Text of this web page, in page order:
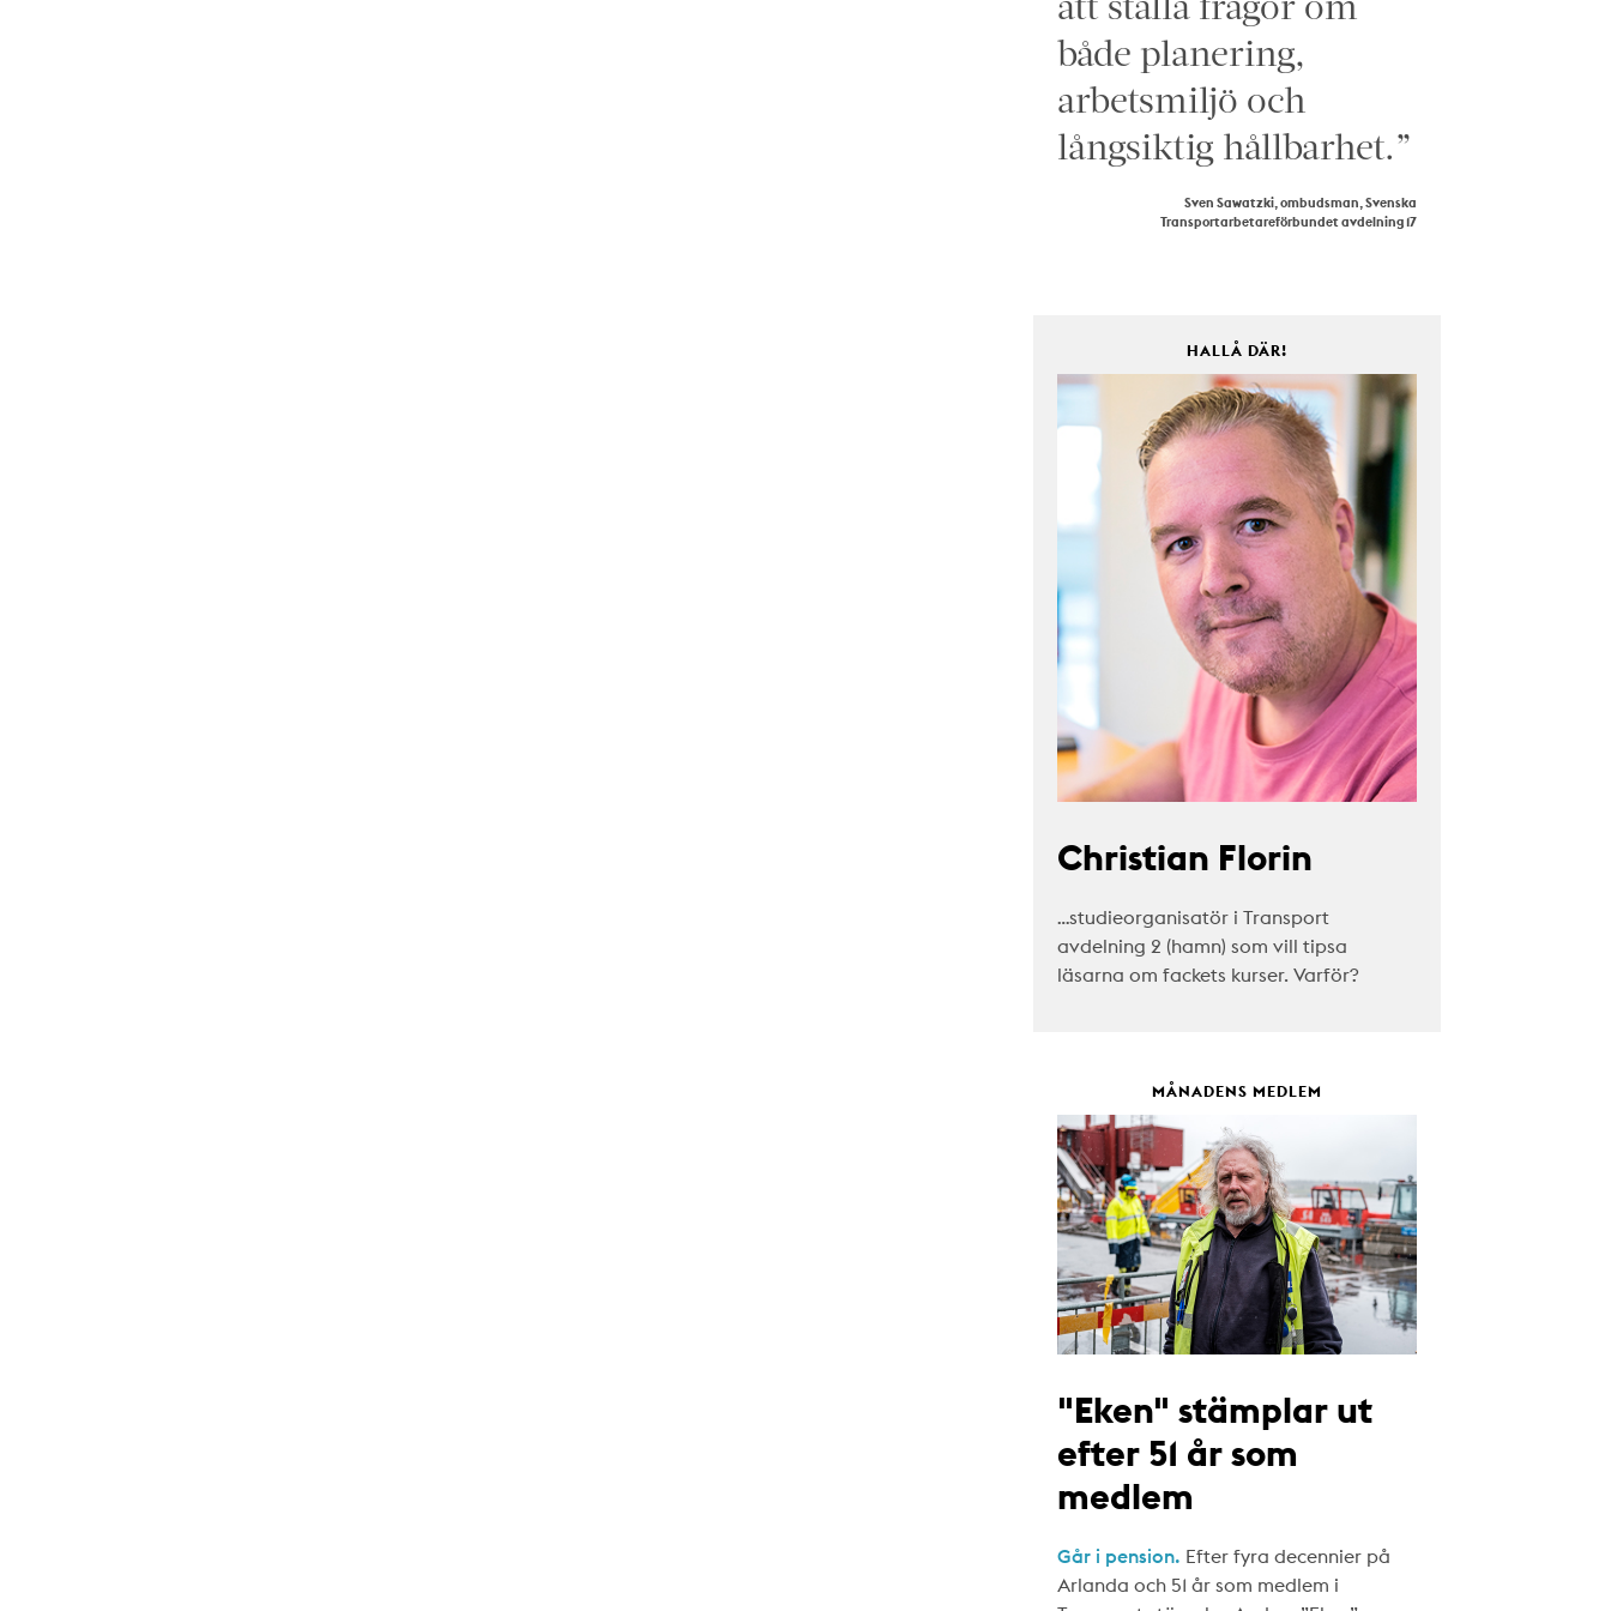
både planering,
arbetsmiljö och
långsiktig hållbarhet.”
Sven Sawatzki, ombudsman, Svenska
Transportarbetareförbundet avdelning 17
HALLÅ DÄR!
Christian Florin
…studieorganisatör i Transport
avdelning 2 (hamn) som vill tipsa
läsarna om fackets kurser. Varför?
MÅNADENS MEDLEM
"Eken" stämplar ut
efter 51 år som
medlem
Går i pension. Efter fyra decennier på
Arlanda och 51 år som medlem i